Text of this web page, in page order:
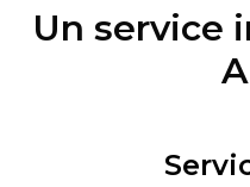
Un service